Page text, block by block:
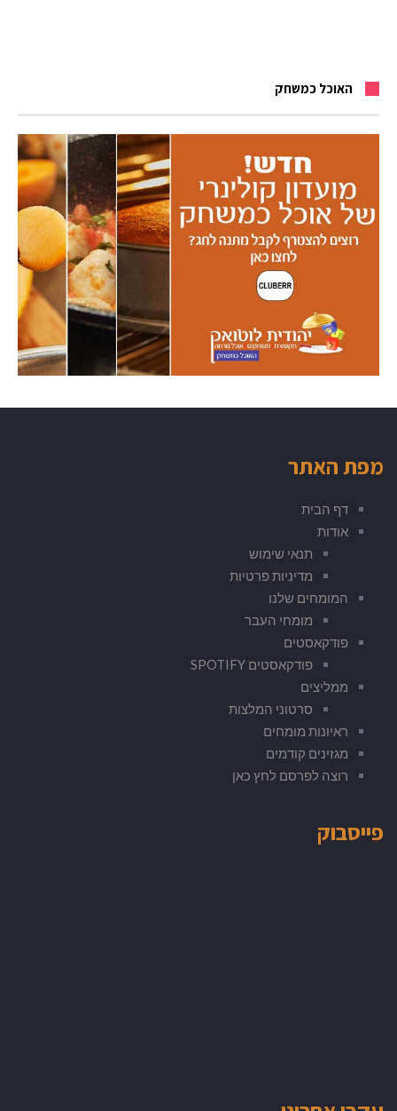
האוכל כמשחק
מפת האתר
דף הבית
אודות
תנאי שימוש
מדיניות פרטיות
המומחים שלנו
מומחי העבר
פודקאסטים
פודקאסטים SPOTIFY
ממליצים
סרטוני המלצות
ראיונות מומחים
מגזינים קודמים
רוצה לפרסם לחץ כאן
פייסבוק